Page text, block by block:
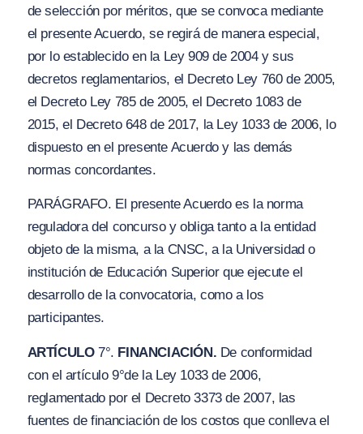
de selección por méritos, que se convoca mediante
el presente Acuerdo, se regirá de manera especial,
por lo establecido en la Ley 909 de 2004 y sus
decretos reglamentarios, el Decreto Ley 760 de 2005,
el Decreto Ley 785 de 2005, el Decreto 1083 de
2015, el Decreto 648 de 2017, la Ley 1033 de 2006, lo
dispuesto en el presente Acuerdo y las demás
normas concordantes.
PARÁGRAFO. El presente Acuerdo es la norma
reguladora del concurso y obliga tanto a la entidad
objeto de la misma, a la CNSC, a la Universidad o
institución de Educación Superior que ejecute el
desarrollo de la convocatoria, como a los
participantes.
ARTÍCULO 7°. FINANCIACIÓN. De conformidad
con el artículo 9°de la Ley 1033 de 2006,
reglamentado por el Decreto 3373 de 2007, las
fuentes de financiación de los costos que conlleva el